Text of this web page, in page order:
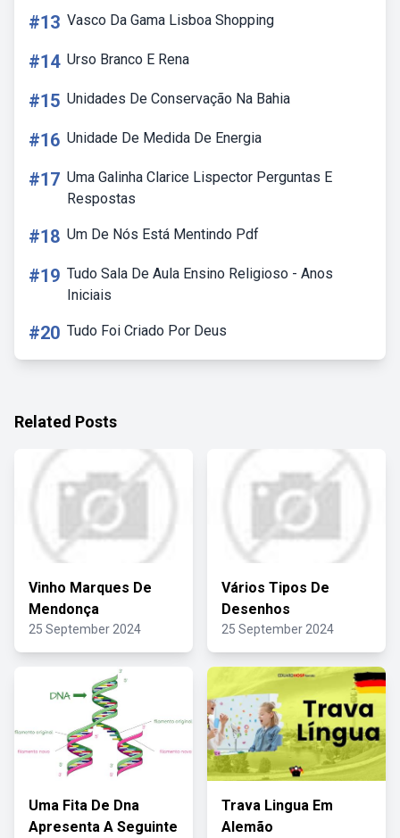
#13 Vasco Da Gama Lisboa Shopping
#14 Urso Branco E Rena
#15 Unidades De Conservação Na Bahia
#16 Unidade De Medida De Energia
#17 Uma Galinha Clarice Lispector Perguntas E
Respostas
#18 Um De Nós Está Mentindo Pdf
#19 Tudo Sala De Aula Ensino Religioso - Anos
Iniciais
#20 Tudo Foi Criado Por Deus
Related Posts
Vinho Marques De
Mendonça
25 September 2024
Vários Tipos De
Desenhos
25 September 2024
Uma Fita De Dna
Apresenta A Seguinte
Trava Lingua Em
Alemão